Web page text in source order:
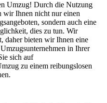
Umzug! Durch die Nutzung
wir Ihnen nicht nur einen
sondern auch eine
dies zu tun. Wir
daher bieten wir Ihnen eine
in Ihrer
sich auf
zu einem reibungslosen